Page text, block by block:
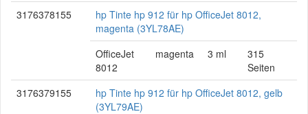
3176378155
hp Tinte hp 912 für hp OfficeJet 8012,
magenta (3YL78AE)
OfficeJet
8012
magenta 3 ml
315
Seiten
3176379155
hp Tinte hp 912 für hp OfficeJet 8012, gelb
(3YL79AE)